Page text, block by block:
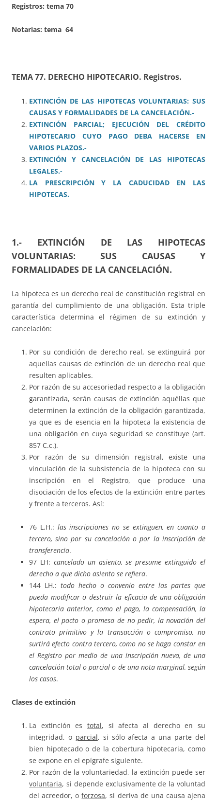
Registros: tema 70
Notarías: tema 64
TEMA 77. DERECHO HIPOTECARIO. Registros.
EXTINCIÓN DE LAS HIPOTECAS VOLUNTARIAS: SUS
CAUSAS Y FORMALIDADES DE LA CANCELACIÓN.-
EXTINCIÓN PARCIAL; EJECUCIÓN DEL CRÉDITO
HIPOTECARIO CUYO PAGO DEBA HACERSE EN
VARIOS PLAZOS.-
EXTINCIÓN Y CANCELACIÓN DE LAS HIPOTECAS
LEGALES.-
LA PRESCRIPCIÓN Y LA CADUCIDAD EN LAS
HIPOTECAS.
1.- EXTINCIÓN DE LAS HIPOTECAS
VOLUNTARIAS: SUS CAUSAS Y
FORMALIDADES DE LA CANCELACIÓN.
La hipoteca es un derecho real de constitución registral en
garantía del cumplimiento de una obligación. Esta triple
característica determina el régimen de su extinción y
cancelación:
Por su condición de derecho real, se extinguirá por
aquellas causas de extinción de un derecho real que
resulten aplicables.
Por razón de su accesoriedad respecto a la obligación
garantizada, serán causas de extinción aquéllas que
determinen la extinción de la obligación garantizada,
ya que es de esencia en la hipoteca la existencia de
una obligación en cuya seguridad se constituye (art.
857 C.c.).
Por razón de su dimensión registral, existe una
vinculación de la subsistencia de la hipoteca con su
inscripción en el Registro, que produce una
disociación de los efectos de la extinción entre partes
y frente a terceros. Así:
76 L.H.: las inscripciones no se extinguen, en cuanto a
tercero, sino por su cancelación o por la inscripción de
transferencia.
97 LH: cancelado un asiento, se presume extinguido el
derecho a que dicho asiento se refiera.
144 LH.: todo hecho o convenio entre las partes que
pueda modificar o destruir la eficacia de una obligación
hipotecaria anterior, como el pago, la compensación, la
espera, el pacto o promesa de no pedir, la novación del
contrato primitivo y la transacción o compromiso, no
surtirá efecto contra tercero, como no se haga constar en
el Registro por medio de una inscripción nueva, de una
cancelación total o parcial o de una nota marginal, según
los casos.
Clases de extinción
La extinción es total, si afecta al derecho en su
integridad, o parcial, si sólo afecta a una parte del
bien hipotecado o de la cobertura hipotecaria, como
se expone en el epígrafe siguiente.
Por razón de la voluntariedad, la extinción puede ser
voluntaria, si depende exclusivamente de la voluntad
del acreedor, oforzosa, si deriva de una causa ajena